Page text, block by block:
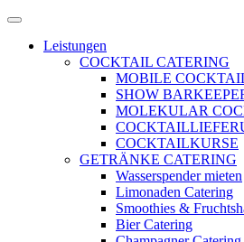
Zum
springen
Menü
öffnenLeistungen
COCKTAIL CATERING
MOBILE
SHOW
MOLEKULAR
COCKTAILKURSE
GETRÄNKE CATERING
Wasserspender mieten
Limonaden Catering
Smoothies &
Bier Catering